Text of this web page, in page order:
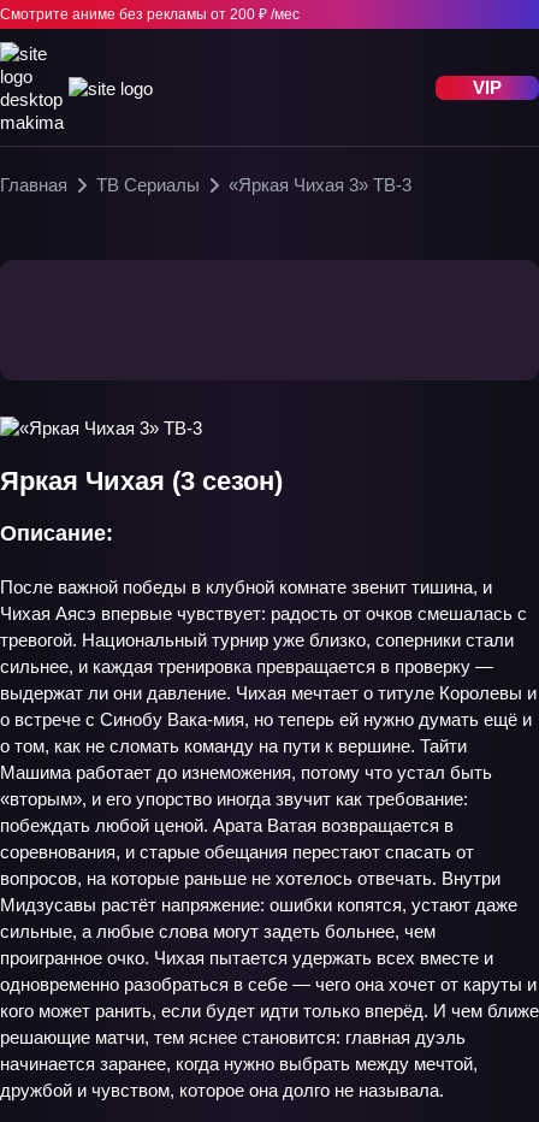
Смотрите аниме без рекламы от 200 ₽ /мес
VIP
Главная ТВ Сериалы «Яркая Чихая 3» ТВ-3
Яркая Чихая (3 сезон)
Описание:
После важной победы в клубной комнате звенит тишина, и
Чихая Аясэ впервые чувствует: радость от очков смешалась с
тревогой. Национальный турнир уже близко, соперники стали
сильнее, и каждая тренировка превращается в проверку —
выдержат ли они давление. Чихая мечтает о титуле Королевы и
о встрече с Синобу Вака-мия, но теперь ей нужно думать ещё и
о том, как не сломать команду на пути к вершине. Тайти
Машима работает до изнеможения, потому что устал быть
«вторым», и его упорство иногда звучит как требование:
побеждать любой ценой. Арата Ватая возвращается в
соревнования, и старые обещания перестают спасать от
вопросов, на которые раньше не хотелось отвечать. Внутри
Мидзусавы растёт напряжение: ошибки копятся, устают даже
сильные, а любые слова могут задеть больнее, чем
проигранное очко. Чихая пытается удержать всех вместе и
одновременно разобраться в себе — чего она хочет от каруты и
кого может ранить, если будет идти только вперёд. И чем ближе
решающие матчи, тем яснее становится: главная дуэль
начинается заранее, когда нужно выбрать между мечтой,
дружбой и чувством, которое она долго не называла.